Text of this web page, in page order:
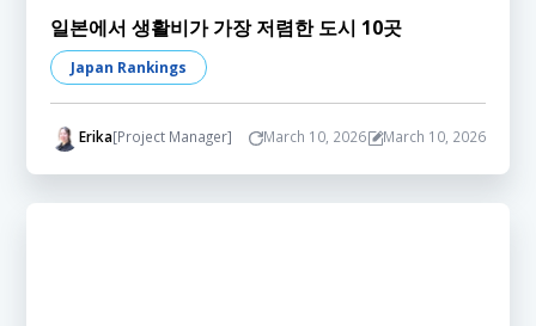
일본에서 생활비가 가장 저렴한 도시 10곳
Japan Rankings
Erika[Project Manager] March 10, 2026 March 10, 2026